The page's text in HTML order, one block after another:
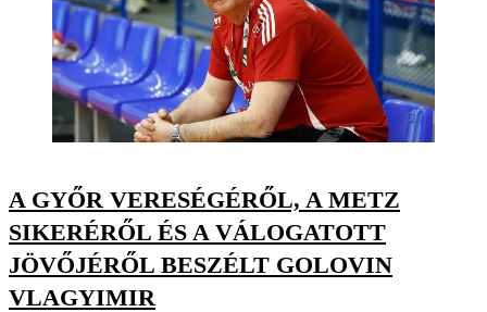
A GYŐR VERESÉGÉRŐL, A METZ
SIKERÉRŐL ÉS A VÁLOGATOTT
JÖVŐJÉRŐL BESZÉLT GOLOVIN
VLAGYIMIR